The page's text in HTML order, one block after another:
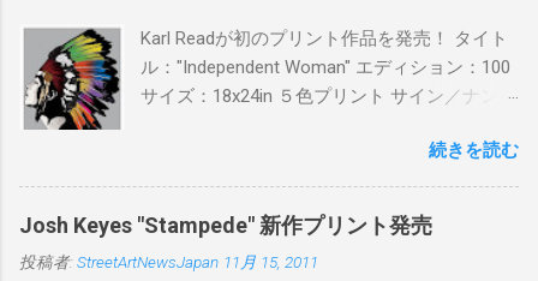
Karl Readが初のプリント作品を発売！ タイト
ル："Independent Woman" エディション：100
サイズ：18x24in ５色プリント サイン／ナンバ
ドフィニッシュバージョン（エディション：
25）$125 購入は８月２６日に こちら から
続きを読む
Josh Keyes "Stampede" 新作プリント発売
投稿者: StreetArtNewsJapan 11月 15, 2011